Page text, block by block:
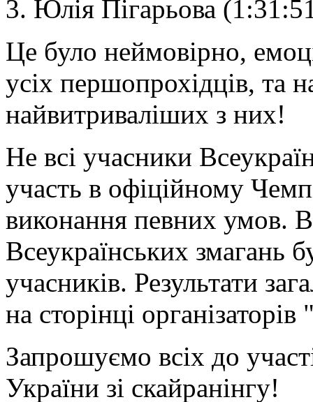
3. Юлія Пігарьова
Це було неймовірно,
усіх першопрохідців, та
найвитриваліших з них!
Не всі учасники
участь в офіційному
виконання певних умов. В
Всеукраїнських змагань
учасників. Результати
на сторінці
Запрошуємо всіх до
України зі скайранінгу!